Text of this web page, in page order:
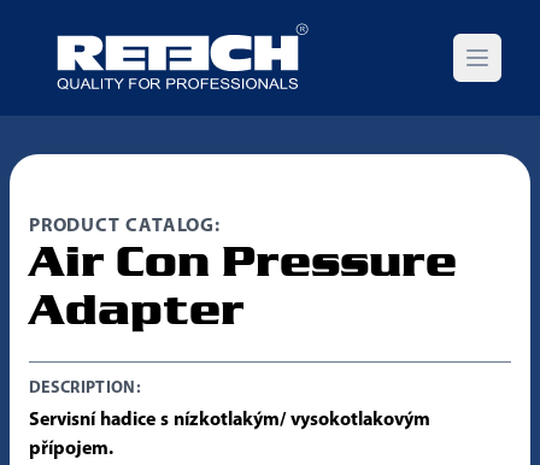
Open
PRODUCT CATALOG:
Air Con Pressure
Adapter
DESCRIPTION:
Servisní hadice s nízkotlakým/ vysokotlakovým
přípojem.